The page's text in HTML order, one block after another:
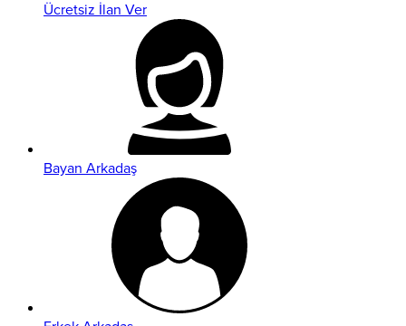
Ücretsiz İlan Ver
Bayan Arkadaş